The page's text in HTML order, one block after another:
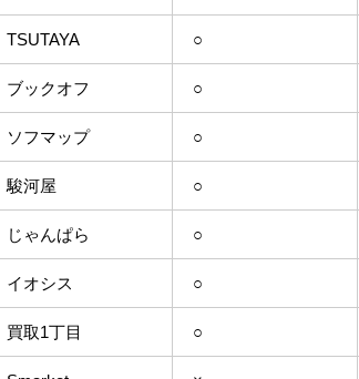
TSUTAYA ○
ブックオフ ○
ソフマップ ○
駿河屋 ○
じゃんぱら ○
イオシス ○
買取1丁目 ○